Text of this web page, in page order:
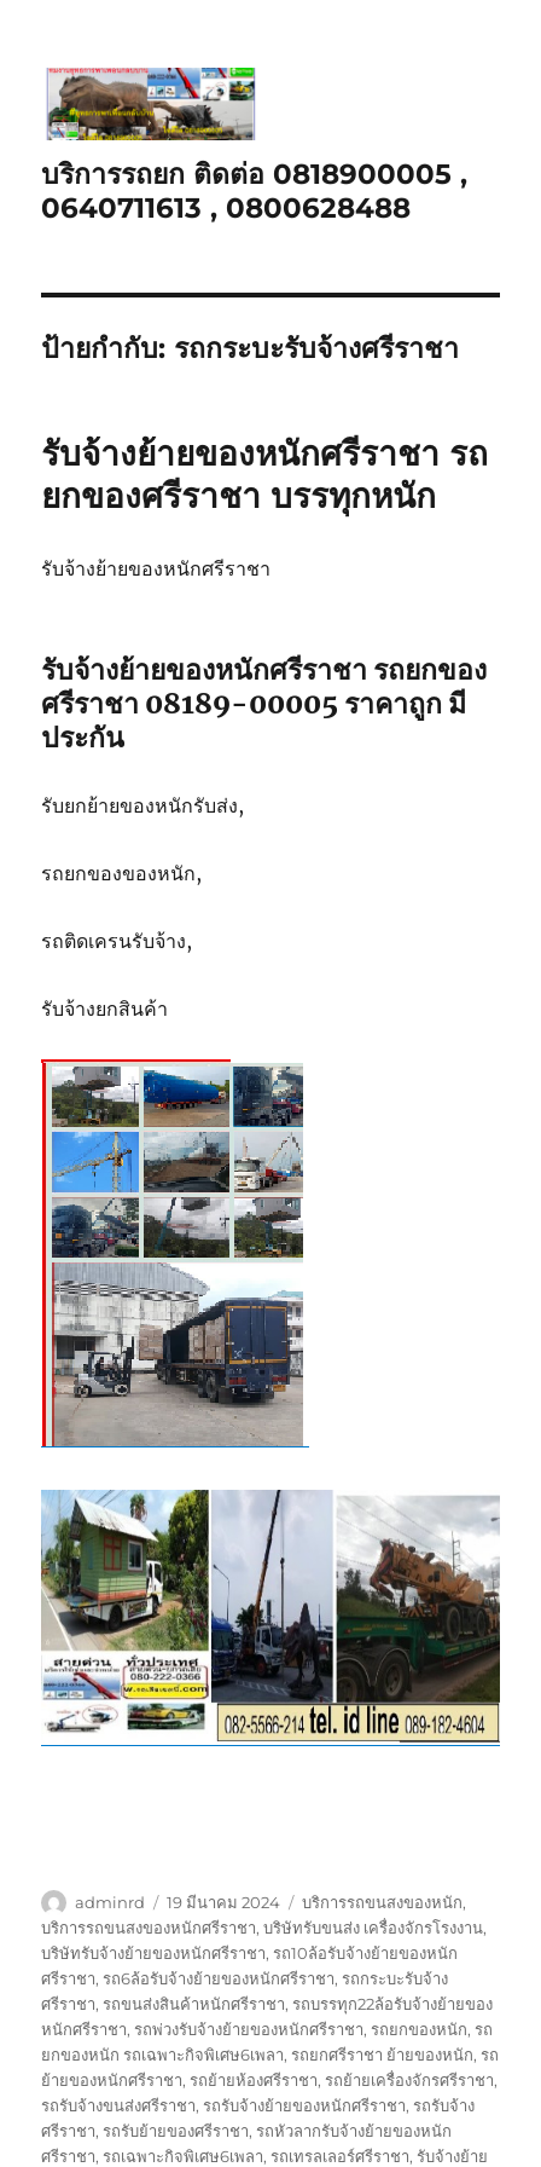
บริการรถยก ติดต่อ 0818900005 ,
0640711613 , 0800628488
ป้ายกำกับ: รถกระบะรับจ้างศรีราชา
รับจ้างย้ายของหนักศรีราชา รถ
ยกของศรีราชา บรรทุกหนัก
รับจ้างย้ายของหนักศรีราชา
รับจ้างย้ายของหนักศรีราชา รถยกของ
ศรีราชา 08189-00005 ราคาถูก มี
ประกัน
รับยกย้ายของหนักรับส่ง,
รถยกของของหนัก,
รถติดเครนรับจ้าง,
รับจ้างยกสินค้า
ผู้
เขียน
adminrd
เขียน
เมื่อ
19 มีนาคม 2024
ป้าย
กำกับ
บริการรถขนสงของหนัก,
บริการรถขนสงของหนักศรีราชา,บริษัทรับขนส่ง เครื่องจักรโรงงาน,
บริษัทรับจ้างย้ายของหนักศรีราชา,รถ10ล้อรับจ้างย้ายของหนัก
ศรีราชา,รถ6ล้อรับจ้างย้ายของหนักศรีราชา,รถกระบะรับจ้าง
ศรีราชา,รถขนส่งสินค้าหนักศรีราชา,รถบรรทุก22ล้อรับจ้างย้ายของ
หนักศรีราชา,รถพ่วงรับจ้างย้ายของหนักศรีราชา,รถยกของหนัก,รถ
ยกของหนัก รถเฉพาะกิจพิเศษ6เพลา,รถยกศรีราชา ย้ายของหนัก,รถ
ย้ายของหนักศรีราชา,รถย้ายห้องศรีราชา,รถย้ายเครื่องจักรศรีราชา,
รถรับจ้างขนส่งศรีราชา,รถรับจ้างย้ายของหนักศรีราชา,รถรับจ้าง
ศรีราชา,รถรับย้ายของศรีราชา,รถหัวลากรับจ้างย้ายของหนัก
ศรีราชา,รถเฉพาะกิจพิเศษ6เพลา,รถเทรลเลอร์ศรีราชา,รับจ้างย้าย